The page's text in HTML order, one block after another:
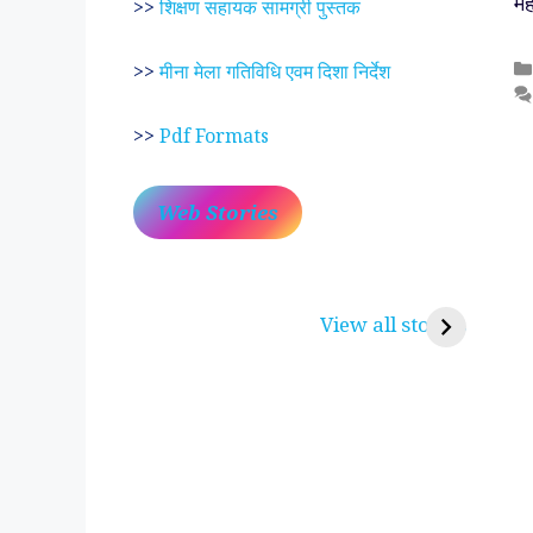
>>शिक्षण सहायक सामग्री पुस्तक
>>मीना मेला गतिविधि एवम दिशा निर्देश
>> Pdf Formats
Web Stories
View all stories
करुणा व प्रेम का प्रतीक
रामसा पीर, रुणेचा रा